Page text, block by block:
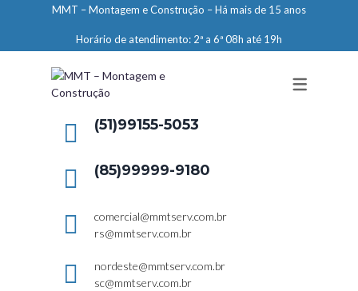
ENGENHARIA
LIMPEZA E CONSERVAÇÃO
MANUTENÇÃO PREDIAL
ELEVADORES – PREPARAÇÃO DE
MMT – Montagem e Construção – Há mais de 15 anos
Horário de atendimento: 2ª a 6ª 08h até 19h
(51)99155-5053
(85)99999-9180
comercial@mmtserv.com.br
rs@mmtserv.com.br
nordeste@mmtserv.com.br
sc@mmtserv.com.br